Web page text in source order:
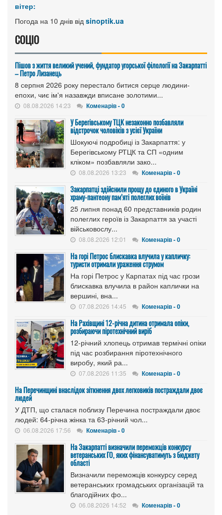
вітер:
Погода на 10 днів від sinoptik.ua
СОЦІО
Пішов з життя великий учений, фундатор угорської філології на Закарпатті
– Петро Лизанець
8 серпня 2026 року перестало битися серце людини-
епохи, чиє ім'я назавжди вписане золотими...
08.08.2026 14:23 Коменарів - 0
У Берегівському ТЦК незаконно позбавляли
відстрочок чоловіків з усієї України
Шокуючі подробиці із Закарпаття: у
Берегівському РТЦК та СП «одним
кліком» позбавляли зако...
08.08.2026 13:23 Коменарів - 0
Закарпатці здійснили прощу до єдиного в Україні
храму-пантеону пам’яті полеглих воїнів
25 липня понад 60 представників родин
полеглих героїв із Закарпаття за участі
військовослу...
08.08.2026 12:01 Коменарів - 0
На горі Петрос блискавка влучила у капличку:
туристи отримали ураження струмом
На горі Петрос у Карпатах під час грози
блискавка влучила в район каплички на
вершині, вна...
07.08.2026 14:45 Коменарів - 0
На Рахівщині 12-річна дитина отримала опіки,
розбираючи піротехнічний виріб
12-річний хлопець отримав термічні опіки
під час розбирання піротехнічного
виробу, який ра...
07.08.2026 11:35 Коменарів - 0
На Перечинщині внаслідок зіткнення двох легковиків постраждали двоє
людей
У ДТП, що сталася поблизу Перечина постраждали двоє
людей: 64-річна жінка та 63-річний чол...
06.08.2026 17:56 Коменарів - 0
На Закарпатті визначили переможців конкурсу
ветеранських ГО, яких фінансуватимуть з бюджету
області
Визначили переможців конкурсу серед
ветеранських громадських організацій та
благодійних фо...
06.08.2026 14:52 Коменарів - 0